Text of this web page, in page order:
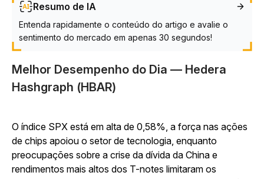
Resumo de IA
Entenda rapidamente o conteúdo do artigo e avalie o
sentimento do mercado em apenas 30 segundos!
Melhor Desempenho do Dia — Hedera
Hashgraph (HBAR)
O índice SPX está em alta de 0,58%, a força nas ações
de chips apoiou o setor de tecnologia, enquanto
preocupações sobre a crise da dívida da China e
rendimentos mais altos dos T-notes limitaram os